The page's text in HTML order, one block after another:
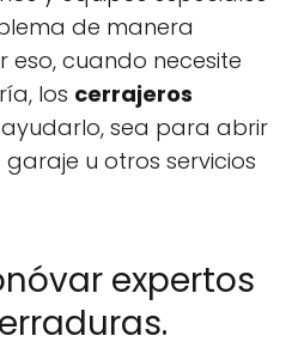
de manera
eso, cuando necesite
los cerrajeros
sea para abrir
u otros servicios
expertos